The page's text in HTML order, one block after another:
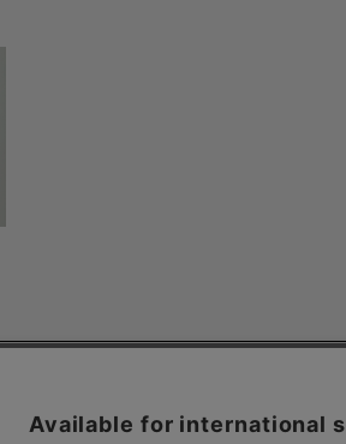
ё BIOTOPCollection